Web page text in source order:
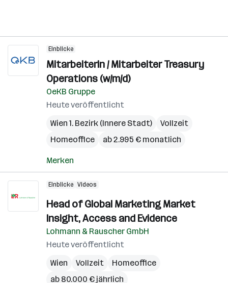
Einblicke
Mitarbeiterin / Mitarbeiter Treasury
Operations (w/m/d)
OeKB Gruppe
Heute veröffentlicht
Wien 1. Bezirk (Innere Stadt)
Vollzeit
Homeoffice
ab 2.995 € monatlich
Merken
Einblicke Videos
Head of Global Marketing Market
Insight, Access and Evidence
Lohmann & Rauscher GmbH
Heute veröffentlicht
Wien
Vollzeit
Homeoffice
ab 80.000 € jährlich